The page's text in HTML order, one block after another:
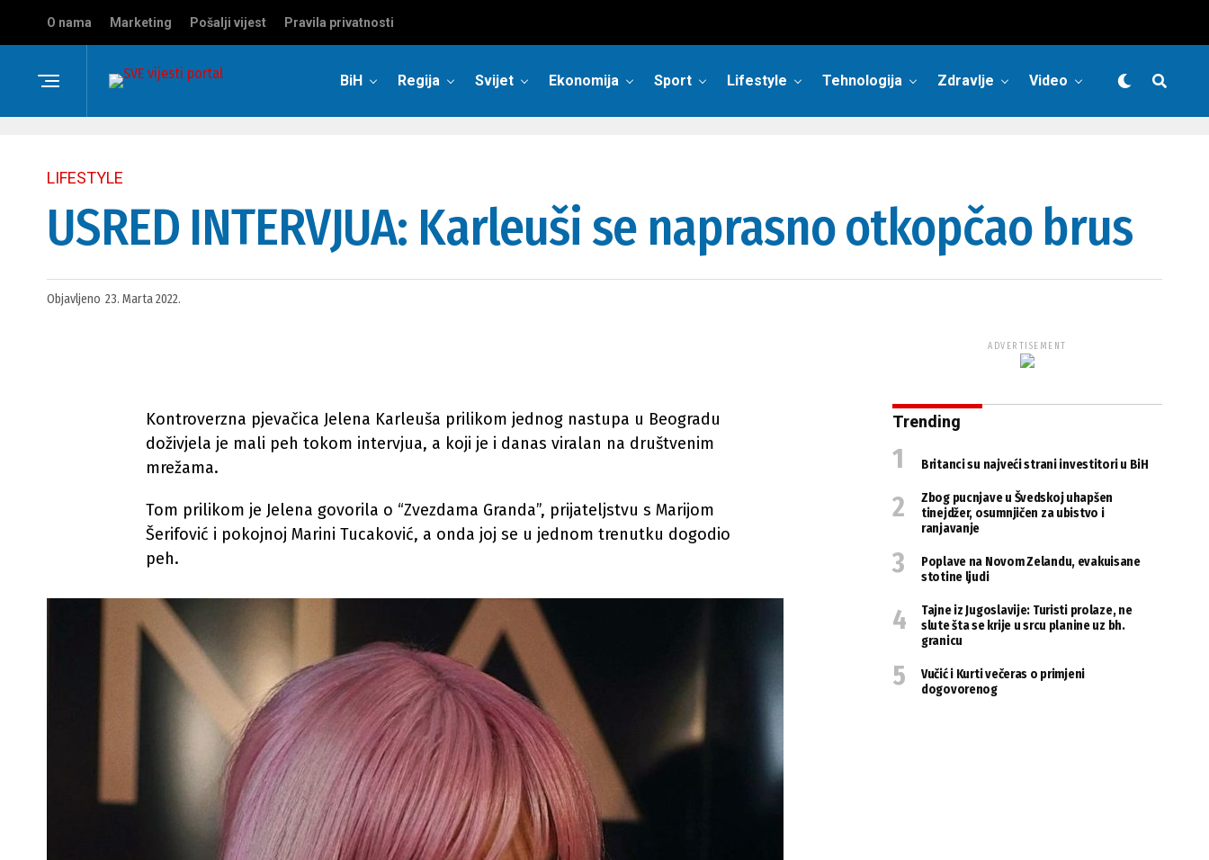
O nama Marketing Pošalji vijest Pravila privatnosti
BiH Regija Svijet Ekonomija Sport Lifestyle Tehnologija Zdravlje Video
LIFESTYLE
USRED INTERVJUA: Karleuši se naprasno otkopčao brus
Objavljeno 23. Marta 2022.
Kontroverzna pjevačica Jelena Karleuša prilikom jednog nastupa u Beogradu
doživjela je mali peh tokom intervjua, a koji je i danas viralan na društvenim
mrežama.
Tom prilikom je Jelena govorila o “Zvezdama Granda”, prijateljstvu s Marijom
Šerifović i pokojnoj Marini Tucaković, a onda joj se u jednom trenutku dogodio
peh.
ADVERTISEMENT
Trending
Britanci su najveći strani investitori u BiH
Zbog pucnjave u Švedskoj uhapšen
tinejdžer, osumnjičen za ubistvo i
ranjavanje
Poplave na Novom Zelandu, evakuisane
stotine ljudi
Tajne iz Jugoslavije: Turisti prolaze, ne
slute šta se krije u srcu planine uz bh.
granicu
Vučić i Kurti večeras o primjeni
dogovorenog